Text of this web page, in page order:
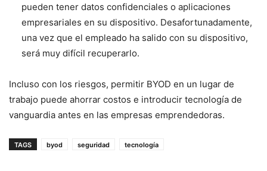
pueden tener datos confidenciales o aplicaciones
empresariales en su dispositivo. Desafortunadamente,
una vez que el empleado ha salido con su dispositivo,
será muy difícil recuperarlo.
Incluso con los riesgos, permitir BYOD en un lugar de
trabajo puede ahorrar costos e introducir tecnología de
vanguardia antes en las empresas emprendedoras.
TAGS byod seguridad tecnología